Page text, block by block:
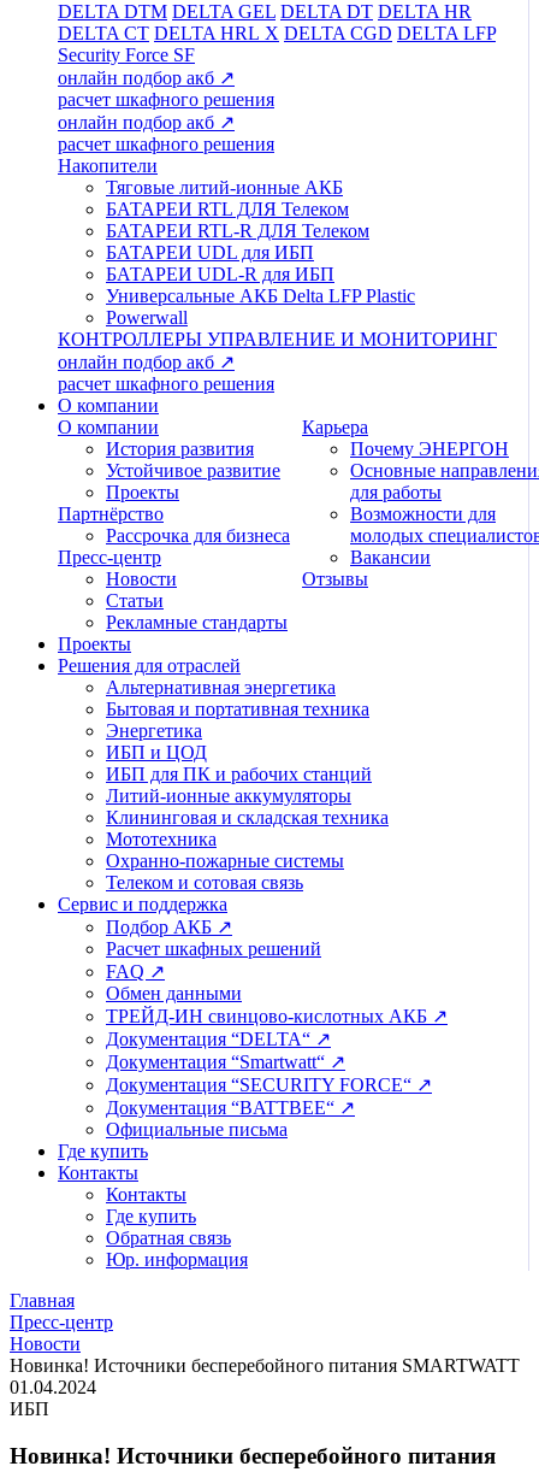
DELTA DTM DELTA GEL DELTA DT DELTA HR
DELTA CT DELTA HRL Х DELTA CGD DELTA LFP
Security Force SF
онлайн подбор акб ↗
расчет шкафного решения
онлайн подбор акб ↗
расчет шкафного решения
Накопители
Тяговые литий-ионные АКБ
БАТАРЕИ RTL ДЛЯ Телеком
БАТАРЕИ RTL-R ДЛЯ Телеком
БАТАРЕИ UDL для ИБП
БАТАРЕИ UDL-R для ИБП
Универсальные АКБ Delta LFP Plastic
Powerwall
КОНТРОЛЛЕРЫ УПРАВЛЕНИЕ И МОНИТОРИНГ
онлайн подбор акб ↗
расчет шкафного решения
О компании
О компании
История развития
Устойчивое развитие
Проекты
Партнёрство
Рассрочка для бизнеса
Пресс-центр
Новости
Статьи
Рекламные стандарты
Карьера
Почему ЭНЕРГОН
Основные
для работы
Возможности для
молодых
Вакансии
Отзывы
Проекты
Решения для отраслей
Альтернативная энергетика
Бытовая и портативная техника
Энергетика
ИБП и ЦОД
ИБП для ПК и рабочих станций
Литий-ионные аккумуляторы
Клининговая и складская техника
Мототехника
Охранно-пожарные системы
Телеком и сотовая связь
Сервис и поддержка
Подбор АКБ ↗
Расчет шкафных решений
FAQ ↗
Обмен данными
ТРЕЙД-ИН свинцово-кислотных АКБ ↗
Документация “DELTA“ ↗
Документация “Smartwatt“ ↗
Документация “SECURITY FORCE“ ↗
Документация “BATTBEE“ ↗
Официальные письма
Где купить
Контакты
Контакты
Где купить
Обратная связь
Юр. информация
Главная
Пресс-центр
Новости
Новинка! Источники бесперебойного питания SMARTWATT
01.04.2024
ИБП
Новинка! Источники бесперебойного питания